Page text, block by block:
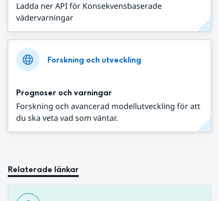
Ladda ner API för Konsekvensbaserade
vädervarningar
Forskning och utveckling
Prognoser och varningar
Forskning och avancerad modellutveckling för att
du ska veta vad som väntar.
Relaterade länkar